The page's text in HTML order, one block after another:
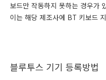
보드만 작동하지 못하는 경우가
이는 해당 제조사에 BT 키보드
블루투스 기기 등록방법